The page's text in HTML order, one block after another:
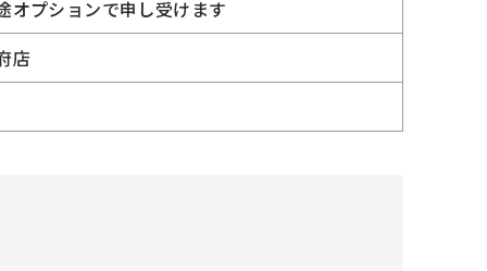
オプションで申し受けます
店